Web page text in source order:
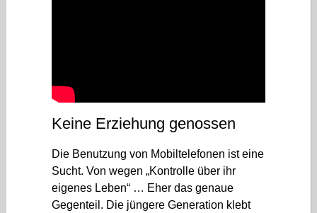
Keine Erziehung genossen
Die Benutzung von Mobiltelefonen ist eine
Sucht. Von wegen „Kontrolle über ihr
eigenes Leben“ … Eher das genaue
Gegenteil. Die jüngere Generation klebt